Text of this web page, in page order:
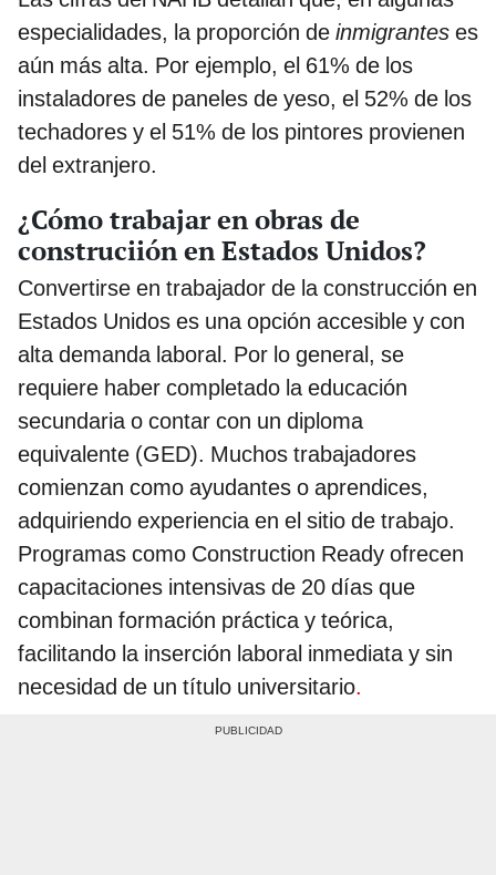
especialidades, la proporción de inmigrantes es
aún más alta. Por ejemplo, el 61% de los
instaladores de paneles de yeso, el 52% de los
techadores y el 51% de los pintores provienen
del extranjero.
¿Cómo trabajar en obras de
construciión en Estados Unidos?
Convertirse en trabajador de la construcción en
Estados Unidos es una opción accesible y con
alta demanda laboral. Por lo general, se
requiere haber completado la educación
secundaria o contar con un diploma
equivalente (GED). Muchos trabajadores
comienzan como ayudantes o aprendices,
adquiriendo experiencia en el sitio de trabajo.
Programas como Construction Ready ofrecen
capacitaciones intensivas de 20 días que
combinan formación práctica y teórica,
facilitando la inserción laboral inmediata y sin
necesidad de un título universitario.